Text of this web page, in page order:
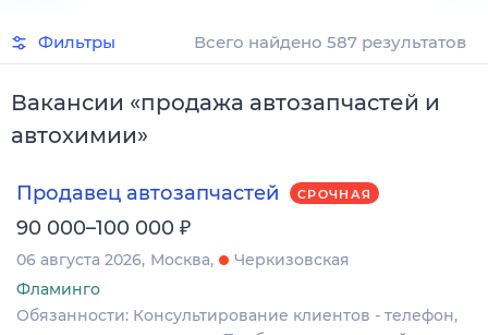
Фильтры Всего найдено 587 результатов
Вакансии «продажа автозапчастей и
автохимии»
Продавец автозапчастей СРОЧНАЯ
90 000–100 000 ₽
06 августа 2026 Москва
Черкизовская
Фламинго
Обязанности: Консультирование клиентов - телефон,